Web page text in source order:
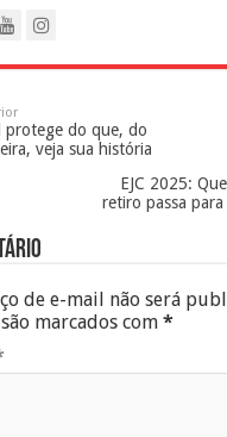
protege do que, do
veja sua história
EJC 2025:
retiro passa
de e-mail não será
marcados com*